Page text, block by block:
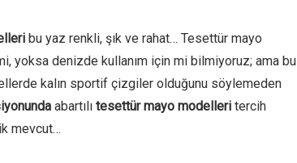
bu yaz renkli, şık ve rahat… Tesettür mayo
yoksa denizde kullanım için mi bilmiyoruz; ama bu
kalın sportif çizgiler olduğunu söylemeden
abartılı tesettür mayo modelleri tercih
mevcut…